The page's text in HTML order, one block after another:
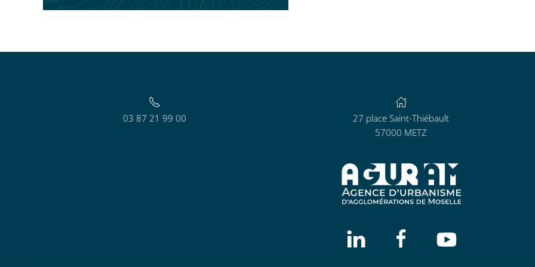
03 87 21 99 00
27 place Saint-Thiébault
57000 METZ